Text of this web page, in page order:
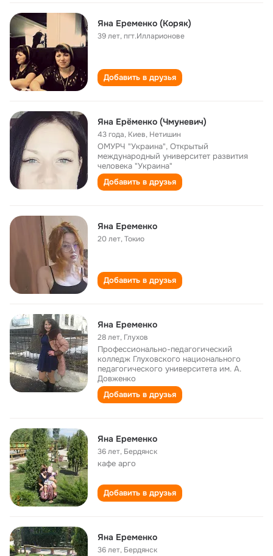
Яна Еременко (Коряк)
39 лет,пгт.Илларионове
Добавить в друзья
Яна Ерёменко (Чмуневич)
43 года, Киев, Нетишин
ОМУРЧ "Украина", Открытый
международный университет развития
человека "Украина"
Добавить в друзья
Яна Еременко
20 лет,Токио
Добавить в друзья
Яна Еременко
28 лет, Глухов
Профессионально-педагогический
колледж Глуховского национального
педагогического университета им. А.
Довженко
Добавить в друзья
Яна Еременко
36 лет, Бердянск
кафе арго
Добавить в друзья
Яна Еременко
36 лет, Бердянск